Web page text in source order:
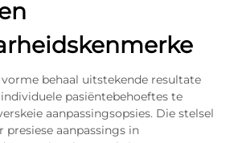
behaal uitstekende resultate
pasiëntebehoeftes te
aanpassingsopsies. Die stelsel
aanpassings in